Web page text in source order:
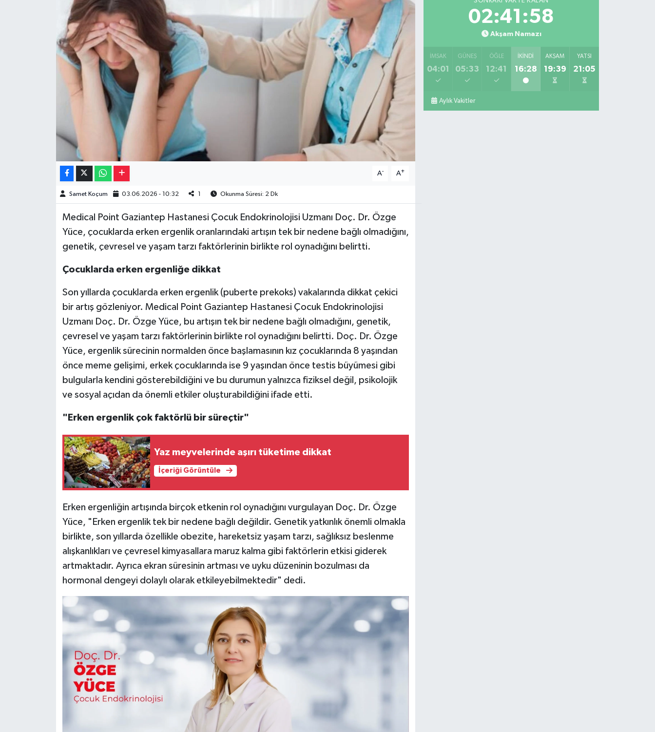
A- A+
Samet Koçum 03.06.2026 - 10:32 Okunma Süresi: 2 Dk
Medical Point Gaziantep Hastanesi Çocuk Endokrinolojisi Uzmanı Doç. Dr. Özge
Yüce, çocuklarda erken ergenlik oranlarındaki artışın tek bir nedene bağlı olmadığını,
genetik, çevresel ve yaşam tarzı faktörlerinin birlikte rol oynadığını belirtti.
Çocuklarda erken ergenliğe dikkat
Son yıllarda çocuklarda erken ergenlik (puberte prekoks) vakalarında dikkat çekici
bir artış gözleniyor. Medical Point Gaziantep Hastanesi Çocuk Endokrinolojisi
Uzmanı Doç. Dr. Özge Yüce, bu artışın tek bir nedene bağlı olmadığını, genetik,
çevresel ve yaşam tarzı faktörlerinin birlikte rol oynadığını belirtti. Doç. Dr. Özge
Yüce, ergenlik sürecinin normalden önce başlamasının kız çocuklarında 8 yaşından
önce meme gelişimi, erkek çocuklarında ise 9 yaşından önce testis büyümesi gibi
bulgularla kendini gösterebildiğini ve bu durumun yalnızca fiziksel değil, psikolojik
ve sosyal açıdan da önemli etkiler oluşturabildiğini ifade etti.
"Erken ergenlik çok faktörlü bir süreçtir"
Yaz meyvelerinde aşırı tüketime dikkat
İçeriği Görüntüle
Erken ergenliğin artışında birçok etkenin rol oynadığını vurgulayan Doç. Dr. Özge
Yüce, "Erken ergenlik tek bir nedene bağlı değildir. Genetik yatkınlık önemli olmakla
birlikte, son yıllarda özellikle obezite, hareketsiz yaşam tarzı, sağlıksız beslenme
alışkanlıkları ve çevresel kimyasallara maruz kalma gibi faktörlerin etkisi giderek
artmaktadır. Ayrıca ekran süresinin artması ve uyku düzeninin bozulması da
hormonal dengeyi dolaylı olarak etkileyebilmektedir" dedi.
02:41:57
Akşam Namazı
İMSAK
04:01
GÜNEŞ
05:33
ÖĞLE
12:41
İKINDI
16:28
AKŞAM
19:39
YATSI
21:05
Aylık Vakitler
Resmi İlanlar
Teknoloji
Yeme-İçme